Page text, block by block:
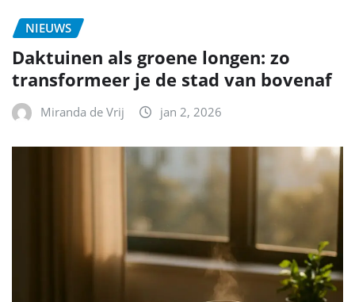
NIEUWS
Daktuinen als groene longen: zo
transformeer je de stad van bovenaf
Miranda de Vrij jan 2, 2026